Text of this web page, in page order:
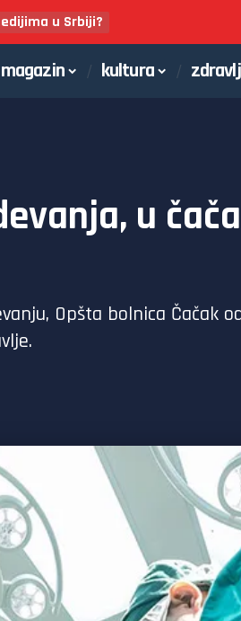
u Srbiji?
magazin kultura
u
Opšta bolnica Čačak